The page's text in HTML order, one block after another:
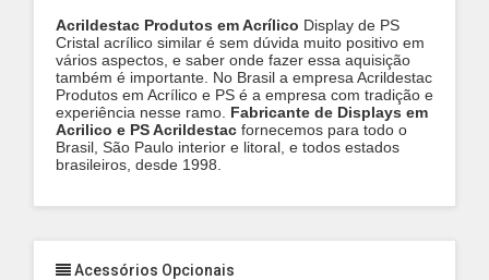
Acrildestac Produtos em Acrílico Display de PS
Cristal acrílico similar é sem dúvida muito positivo em
vários aspectos, e saber onde fazer essa aquisição
também é importante. No Brasil a empresa Acrildestac
Produtos em Acrílico e PS é a empresa com tradição e
experiência nesse ramo. Fabricante de Displays em
Acrilico e PS Acrildestac fornecemos para todo o
Brasil, São Paulo interior e litoral, e todos estados
brasileiros, desde 1998.
Acessórios Opcionais